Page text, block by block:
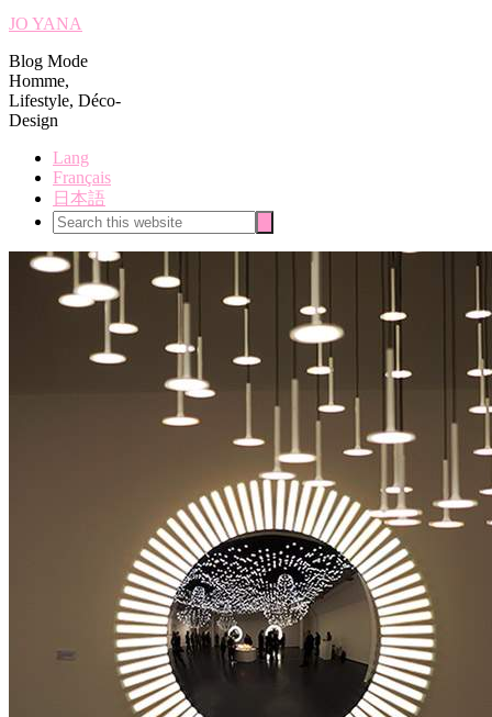
JO YANA
Blog Mode
Homme,
Lifestyle, Déco-
Design
Lang
Français
日本語
Search
this
website